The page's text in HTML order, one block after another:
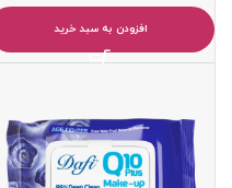
افزودن به سبد خرید